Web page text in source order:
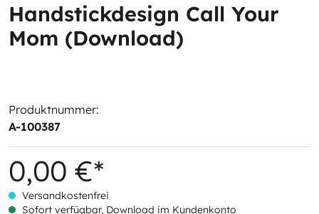
Handstickdesign Call Your
Mom (Download)
Produktnummer:
A-100387
0,00 €*
Versandkostenfrei
Sofort verfügbar, Download im Kundenkonto